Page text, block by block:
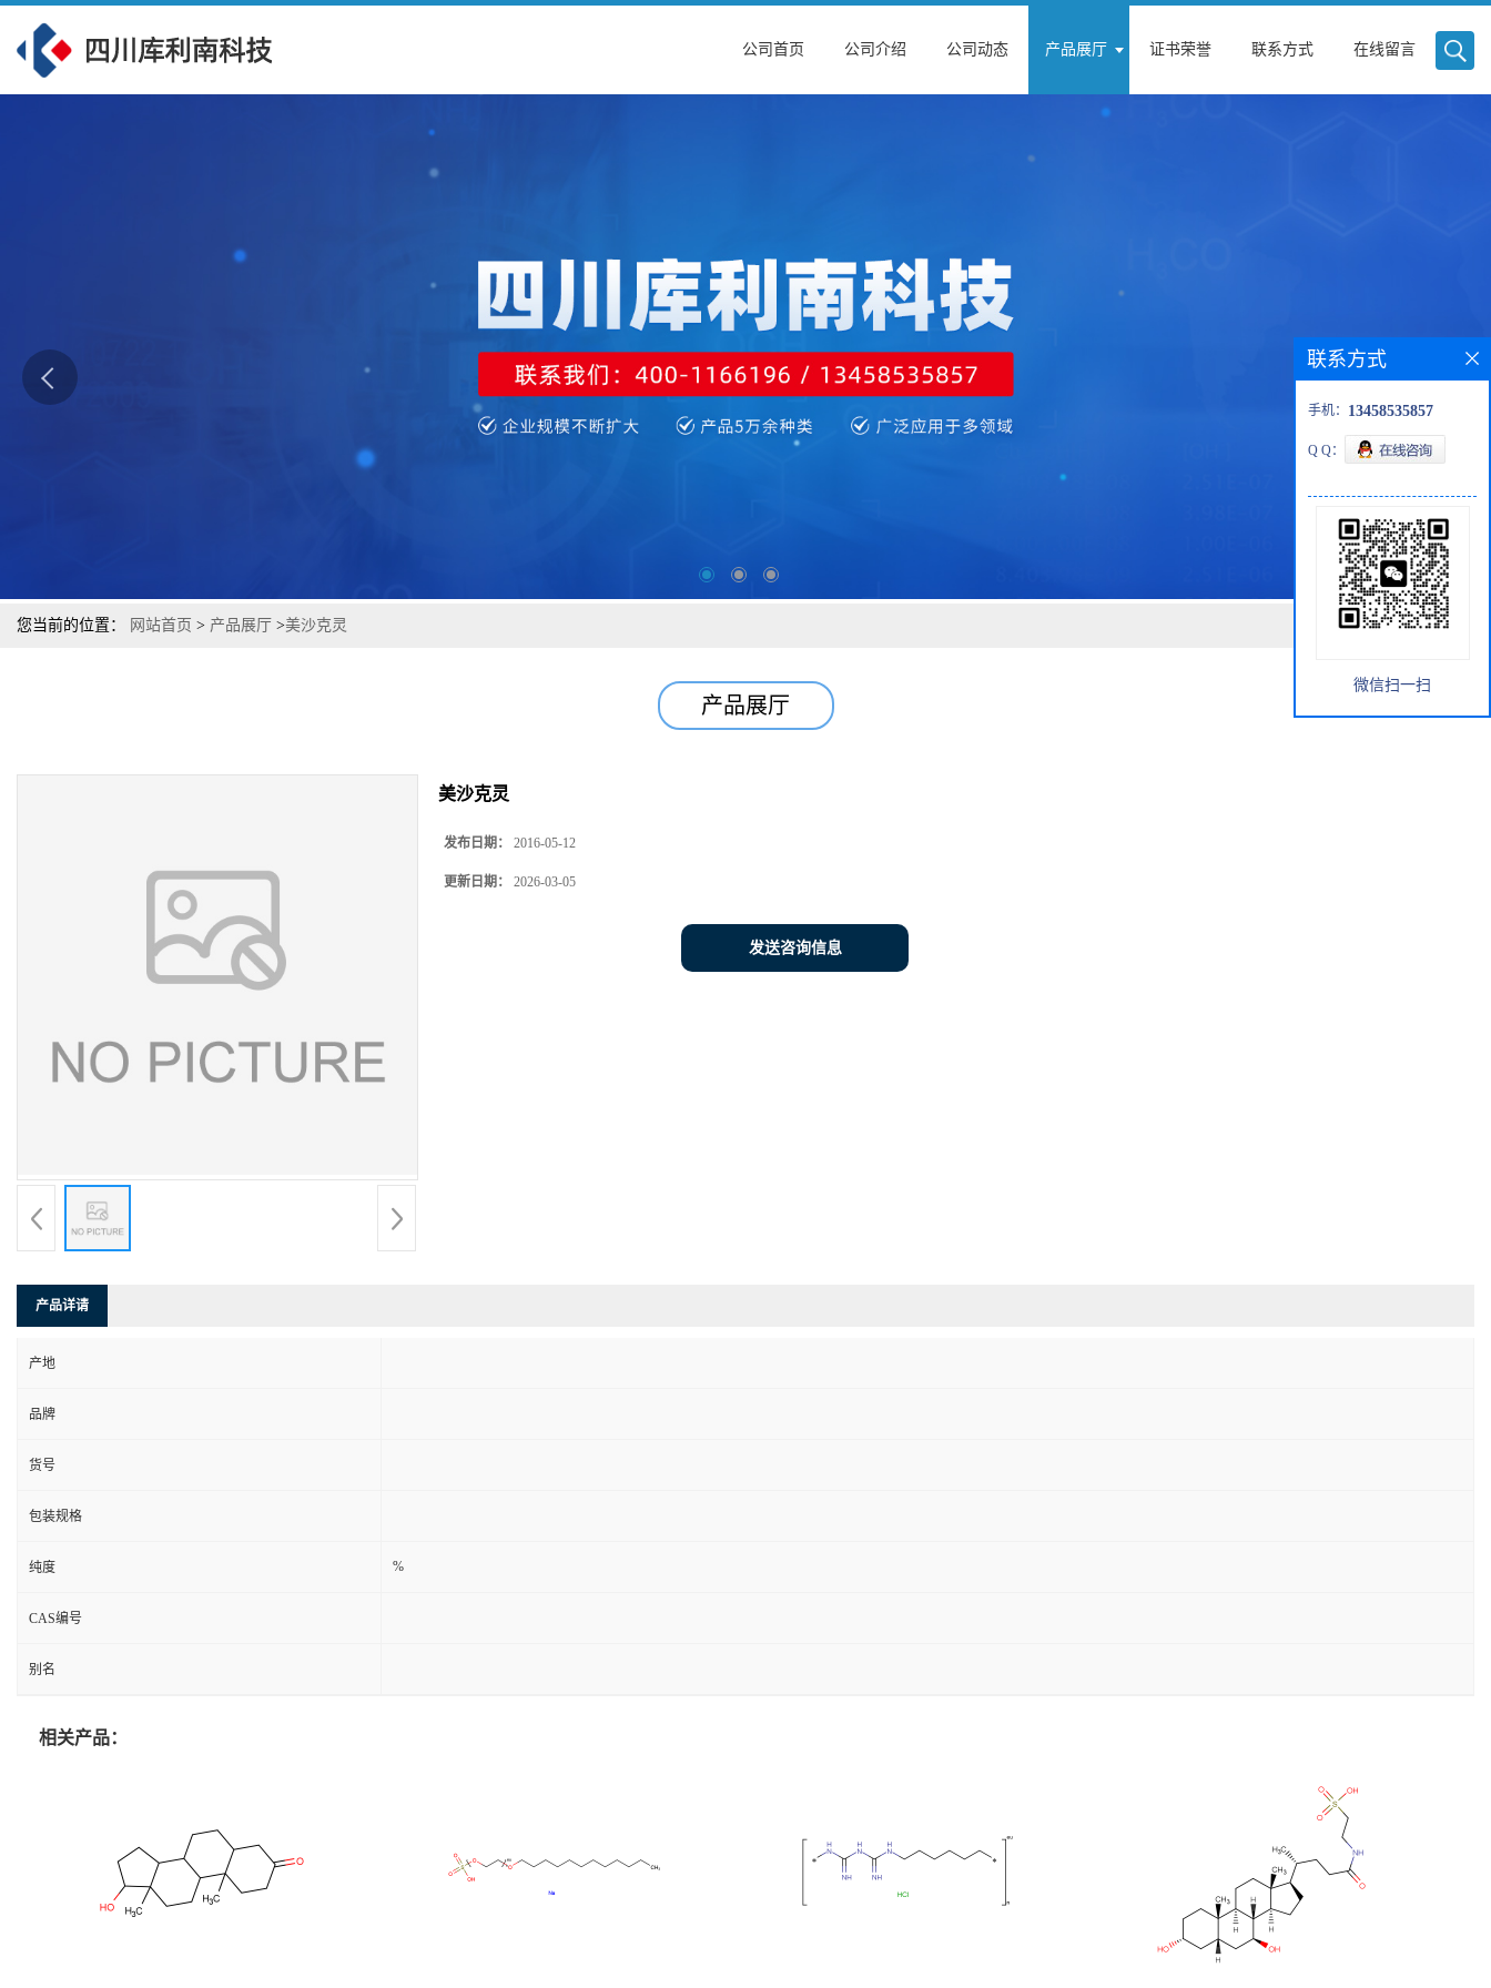
公司首页 公司介绍 公司动态 产品展厅 证书荣誉 联系方式 在线留言
您当前的位置： 网站首页 > 产品展厅 >美沙克灵
产品展厅
美沙克灵
发布日期： 2016-05-12
更新日期： 2026-03-05
发送咨询信息
产品详请
产地
品牌
货号
包装规格
纯度 %
CAS编号
别名
相关产品：
联系方式
手机： 13458535857
Q Q：
微信扫一扫